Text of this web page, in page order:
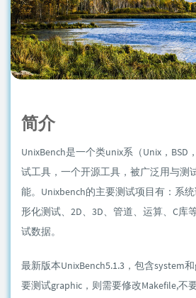
简介
UnixBench是一个类unix系（Unix，BSD
试工具，一个开源工具，被广泛用与测
能。Unixbench的主要测试项目有：系
形化测试、2D、3D、管道、运算、C库
试数据。
最新版本UnixBench5.1.3，包含system
要测试graphic，则需要修改Makefile,不